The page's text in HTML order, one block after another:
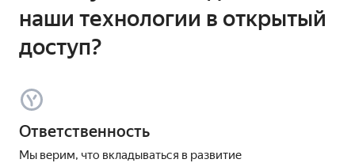
наши технологии в открытый
доступ?
Ответственность
Мы верим, что вкладываться в развитие